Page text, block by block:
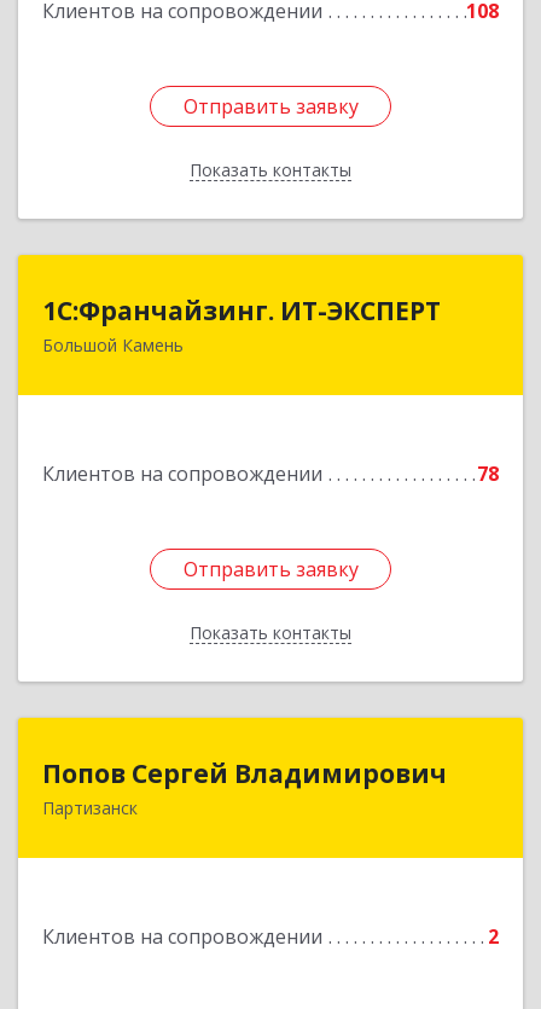
Клиентов на сопровождении 108
Отправить заявку
Показать контакты
Отправить заявку
Назад
1С:Франчайзинг. ИТ-ЭКСПЕРТ
Большой Камень
Клиентов на сопровождении 78
Отправить заявку
Показать контакты
1С:Франчайзинг. ИТ-ЭКСПЕРТ
692806, Приморский край, Большой Камень г,
Отправить заявку
Назад
Попов Сергей Владимирович
Партизанск
Клиентов на сопровождении 2
Попов Сергей Владимирович
692922, Приморский край, г. Находка, ул.